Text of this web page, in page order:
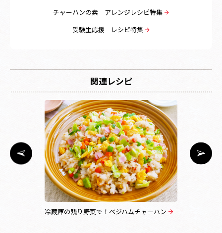
チャーハンの素 アレンジレシピ特集
受験生応援 レシピ特集
関連レシピ
冷蔵庫の残り野菜で！ベジハムチャーハン